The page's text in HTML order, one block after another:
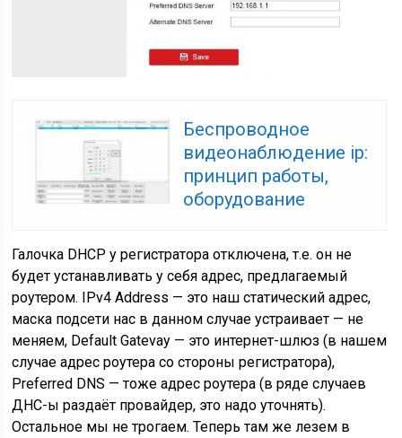
Беспроводное
видеонаблюдение ip:
принцип работы,
оборудование
Галочка DHCP у регистратора отключена, т.е. он не
будет устанавливать у себя адрес, предлагаемый
роутером. IPv4 Address — это наш статический адрес,
маска подсети нас в данном случае устраивает — не
меняем, Default Gatevay — это интернет-шлюз (в нашем
случае адрес роутера со стороны регистратора),
Preferred DNS — тоже адрес роутера (в ряде случаев
ДНС-ы раздаёт провайдер, это надо уточнять).
Остальное мы не трогаем. Теперь там же лезем в